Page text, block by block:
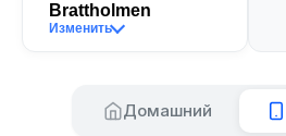
Brattholmen
Изменить
Домашний